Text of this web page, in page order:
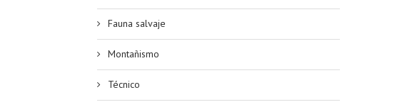
Fauna salvaje
Montañismo
Técnico